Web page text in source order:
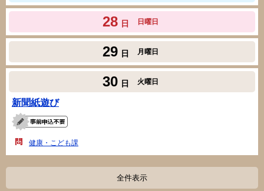
28 日 日曜日
29 日 月曜日
30 日 火曜日
新聞紙遊び
健康・こども課
全件表示